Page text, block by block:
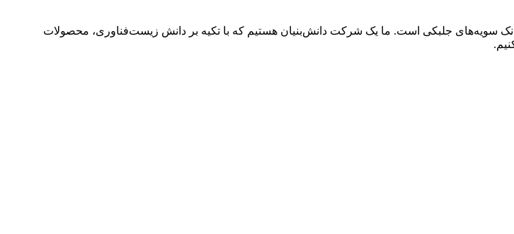
سویه‌های جلبکی است. ما یک شرکت دانش‌بنیان هستیم که با تکیه بر دانش زیست‌فناوری، محصولات